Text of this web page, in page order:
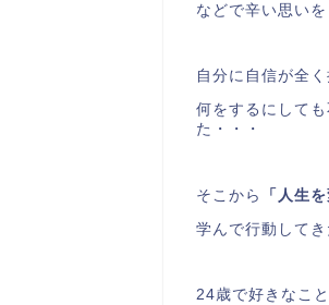
などで辛い思いを
自分に自信が全く
何をするにして
た・・・
そこから 「人生
学んで行動して
24歳で好きなこ